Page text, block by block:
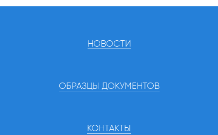
НОВОСТИ
ОБРАЗЦЫ ДОКУМЕНТОВ
КОНТАКТЫ